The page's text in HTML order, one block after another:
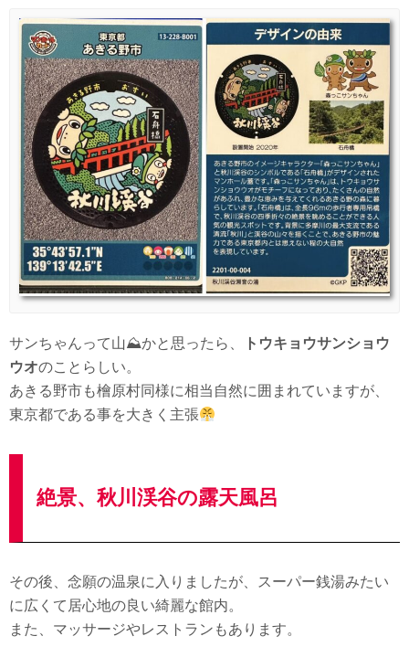
サンちゃんって山⛰かと思ったら、
トウキョウサンショウ
ウオのことらしい。
あきる野市も檜原村同様に相当自然に囲まれていますが、
東京都である事を大きく主張
絶景、秋川渓谷の露天風呂
その後、念願の温泉に入りましたが、スーパー銭湯みたい
に広くて居心地の良い綺麗な館内。
また、マッサージやレストランもあります。